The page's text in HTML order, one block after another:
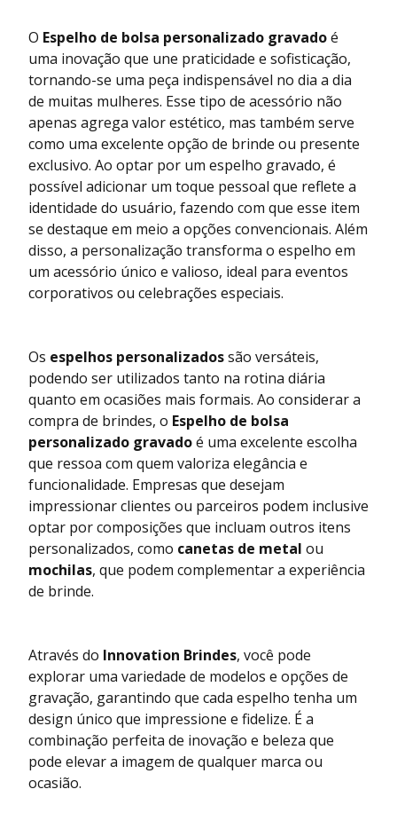
O Espelho de bolsa personalizado gravadoé
uma inovação que une praticidade e sofisticação,
tornando-se uma peça indispensável no dia a dia
de muitas mulheres. Esse tipo de acessório não
apenas agrega valor estético, mas também serve
como uma excelente opção de brinde ou presente
exclusivo. Ao optar por um espelho gravado, é
possível adicionar um toque pessoal que reflete a
identidade do usuário, fazendo com que esse item
se destaque em meio a opções convencionais. Além
disso, a personalização transforma o espelho em
um acessório único e valioso, ideal para eventos
corporativos ou celebrações especiais.
Os espelhos personalizadossão versáteis,
podendo ser utilizados tanto na rotina diária
quanto em ocasiões mais formais. Ao considerar a
compra de brindes, o Espelho de bolsa
personalizado gravadoé uma excelente escolha
que ressoa com quem valoriza elegância e
funcionalidade. Empresas que desejam
impressionar clientes ou parceiros podem inclusive
optar por composições que incluam outros itens
personalizados, como canetas de metal ou
mochilas, que podem complementar a experiência
de brinde.
Através do Innovation Brindes, você pode
explorar uma variedade de modelos e opções de
gravação, garantindo que cada espelho tenha um
design único que impressione e fidelize. É a
combinação perfeita de inovação e beleza que
pode elevar a imagem de qualquer marca ou
ocasião.